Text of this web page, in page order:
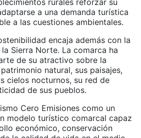
a una demanda turística
a las cuestiones ambientales.
encaja además con la
Sierra Norte. La comarca ha
de su atractivo sobre la
natural, sus paisajes,
cielos nocturnos, su red de
de sus pueblos.
Cero Emisiones como un
modelo turístico comarcal capaz
económico, conservación